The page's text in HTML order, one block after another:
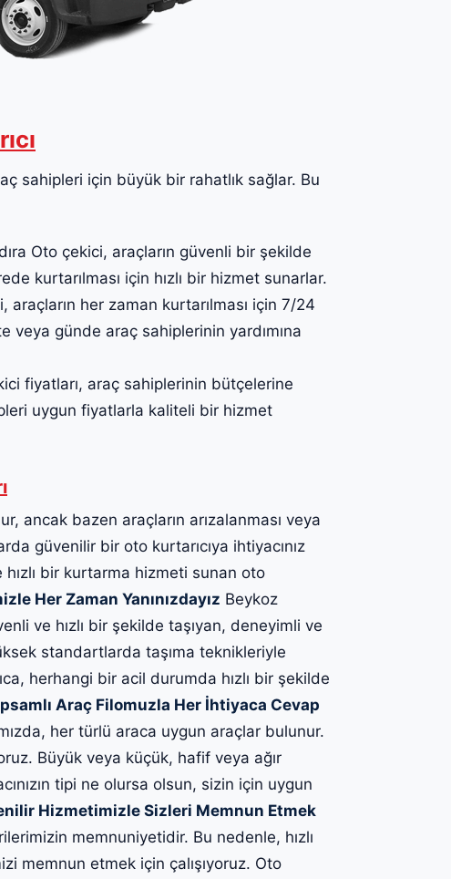
sahipleri için büyük bir rahatlık sağlar. Bu
Oto çekici, araçların güvenli bir şekilde
kurtarılması için hızlı bir hizmet sunarlar.
araçların her zaman kurtarılması için 7/24
günde araç sahiplerinin yardımına
fiyatları, araç sahiplerinin bütçelerine
uygun fiyatlarla kaliteli bir hizmet
ancak bazen araçların arızalanması veya
güvenilir bir oto kurtarıcıya ihtiyacınız
bir kurtarma hizmeti sunan oto
Her Zaman Yanınızdayız Beykoz
ve hızlı bir şekilde taşıyan, deneyimli ve
standartlarda taşıma teknikleriyle
herhangi bir acil durumda hızlı bir şekilde
Araç Filomuzla Her İhtiyaca Cevap
her türlü araca uygun araçlar bulunur.
Büyük veya küçük, hafif veya ağır
tipi ne olursa olsun, sizin için uygun
Hizmetimizle Sizleri Memnun Etmek
memnuniyetidir. Bu nedenle, hızlı
memnun etmek için çalışıyoruz. Oto